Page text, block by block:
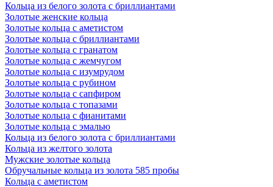
Кольца из белого золота с бриллиантами
Золотые женские кольца
Золотые кольца с аметистом
Золотые кольца с бриллиантами
Золотые кольца с гранатом
Золотые кольца с жемчугом
Золотые кольца с изумрудом
Золотые кольца с рубином
Золотые кольца с сапфиром
Золотые кольца с топазами
Золотые кольца с фианитами
Золотые кольца с эмалью
Кольца из белого золота с бриллиантами
Кольца из желтого золота
Мужские золотые кольца
Обручальные кольца из золота 585 пробы
Кольца с аметистом